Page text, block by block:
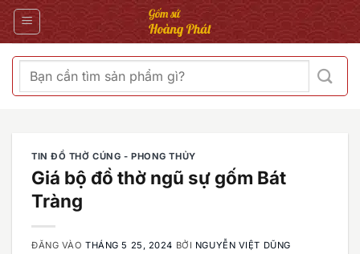
Bỏ
qua
Tìm
kiếm:
TIN ĐỒ THỜ CÚNG - PHONG THỦY
Giá bộ đồ thờ ngũ sự gốm Bát
Tràng
ĐĂNG VÀOTHÁNG 5 25, 2024 BỞI NGUYỄN VIỆT DŨNG